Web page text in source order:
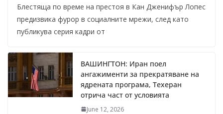
Блестяща по време на престоя в Кан Дженифър Лопес
предизвика фурор в социалните мрежи, след като
публикува серия кадри от
ВАШИНГТОН: Иран поел
ангажименти за прекратяване на
ядрената програма, Техеран
отрича част от условията
June 12, 2026